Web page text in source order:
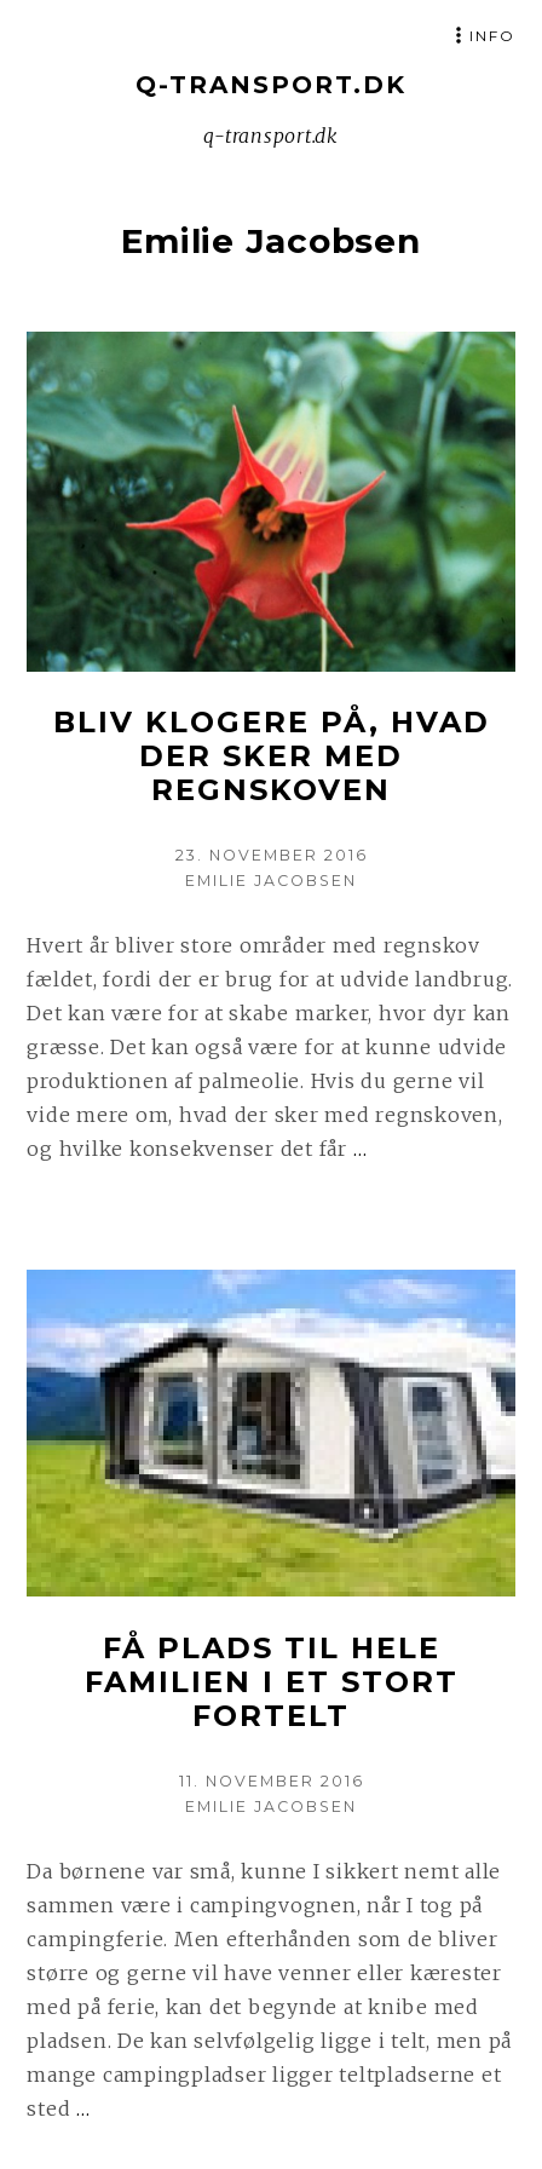
CONTENTQ-TRANSPORT.DK
q-transport.dk
INFO
Emilie Jacobsen
BLIV KLOGERE PÅ, HVAD
DER SKER MED
REGNSKOVEN
POSTED
ON
23. NOVEMBER 2016
AUTHOR
EMILIE JACOBSEN
Hvert år bliver store områder med regnskov
fældet, fordi der er brug for at udvide landbrug.
Det kan være for at skabe marker, hvor dyr kan
græsse. Det kan også være for at kunne udvide
produktionen af palmeolie. Hvis du gerne vil
vide mere om, hvad der sker med regnskoven,
og hvilke konsekvenser det får …
PÅ,
HVAD
SKER
MED
REGNSKOVEN
FÅ PLADS TIL HELE
FAMILIEN I ET STORT
FORTELT
POSTED
ON
11. NOVEMBER 2016
AUTHOR
EMILIE JACOBSEN
Da børnene var små, kunne I sikkert nemt alle
sammen være i campingvognen, når I tog på
campingferie. Men efterhånden som de bliver
større og gerne vil have venner eller kærester
med på ferie, kan det begynde at knibe med
pladsen. De kan selvfølgelig ligge i telt, men på
mange campingpladser ligger teltpladserne et
sted…